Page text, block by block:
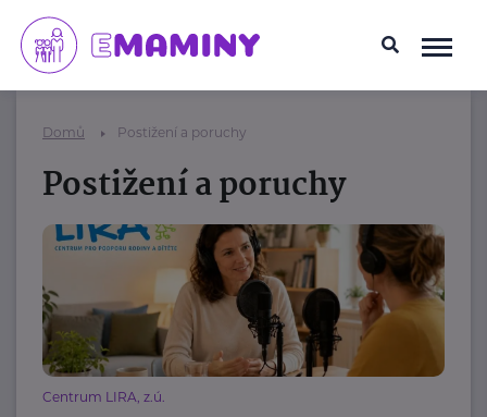
Domů Postižení a poruchy
Postižení a poruchy
Centrum LIRA, z.ú.